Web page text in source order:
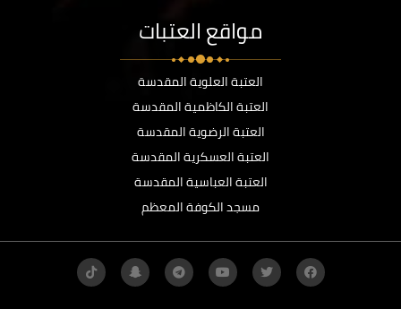
مواقع العتبات
العتبة العلوية المقدسة
العتبة الكاظمية المقدسة
العتبة الرضوية المقدسة
العتبة العسكرية المقدسة
العتبة العباسية المقدسة
مسجد الكوفة المعظم